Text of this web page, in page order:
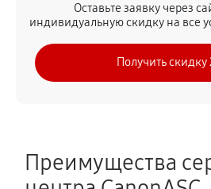
2430 руб 60
Замена печатной головки
4320 руб 60
4050 руб 60
Оставьте заявку через
индивидуальную скидку на все
Получить скидку
Преимущества